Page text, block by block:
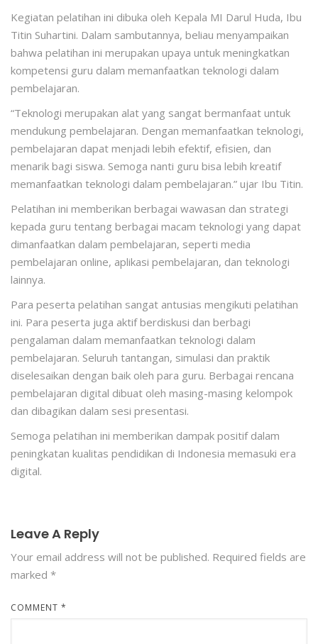
Kegiatan pelatihan ini dibuka oleh Kepala MI Darul Huda, Ibu
Titin Suhartini. Dalam sambutannya, beliau menyampaikan
bahwa pelatihan ini merupakan upaya untuk meningkatkan
kompetensi guru dalam memanfaatkan teknologi dalam
pembelajaran.
“Teknologi merupakan alat yang sangat bermanfaat untuk
mendukung pembelajaran. Dengan memanfaatkan teknologi,
pembelajaran dapat menjadi lebih efektif, efisien, dan
menarik bagi siswa. Semoga nanti guru bisa lebih kreatif
memanfaatkan teknologi dalam pembelajaran.” ujar Ibu Titin.
Pelatihan ini memberikan berbagai wawasan dan strategi
kepada guru tentang berbagai macam teknologi yang dapat
dimanfaatkan dalam pembelajaran, seperti media
pembelajaran online, aplikasi pembelajaran, dan teknologi
lainnya.
Para peserta pelatihan sangat antusias mengikuti pelatihan
ini. Para peserta juga aktif berdiskusi dan berbagi
pengalaman dalam memanfaatkan teknologi dalam
pembelajaran. Seluruh tantangan, simulasi dan praktik
diselesaikan dengan baik oleh para guru. Berbagai rencana
pembelajaran digital dibuat oleh masing-masing kelompok
dan dibagikan dalam sesi presentasi.
Semoga pelatihan ini memberikan dampak positif dalam
peningkatan kualitas pendidikan di Indonesia memasuki era
digital.
Leave A Reply
Your email address will not be published. Required fields are
marked *
COMMENT *